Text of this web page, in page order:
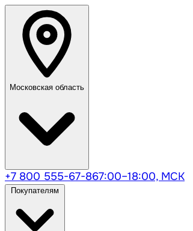
Московская область
+7 800 555-67-867:00–18:00, МСК